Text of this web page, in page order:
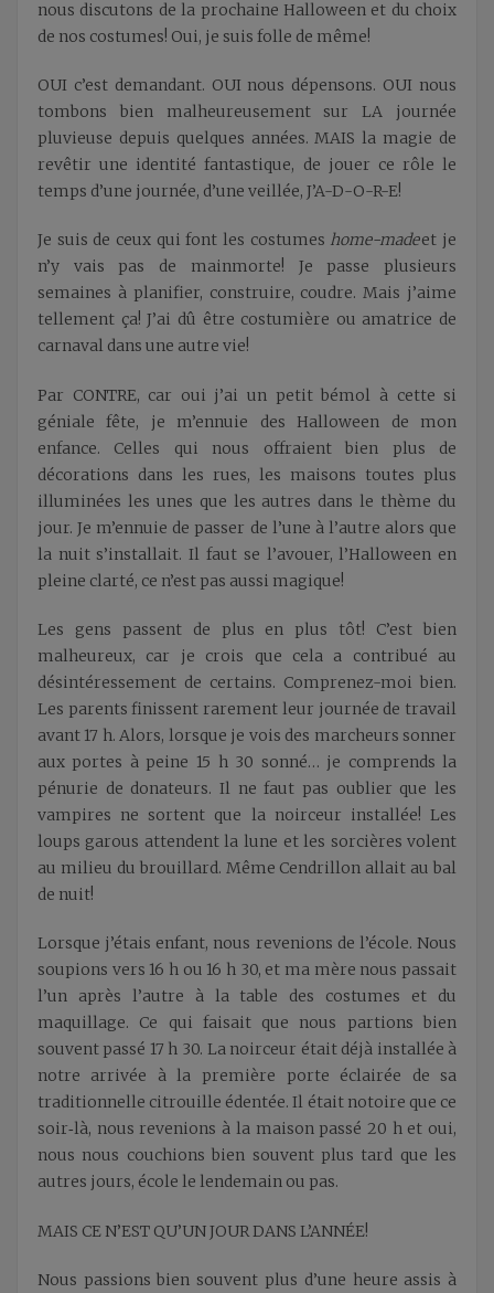
nous discutons de la prochaine Halloween et du choix
de nos costumes! Oui, je suis folle de même!
OUI c’est demandant. OUI nous dépensons. OUI nous
tombons bien malheureusement sur LA journée
pluvieuse depuis quelques années. MAIS la magie de
revêtir une identité fantastique, de jouer ce rôle le
temps d’une journée, d’une veillée, J’A-D-O-R-E!
Je suis de ceux qui font les costumes home-madeet je
n’y vais pas de mainmorte! Je passe plusieurs
semaines à planifier, construire, coudre. Mais j’aime
tellement ça! J’ai dû être costumière ou amatrice de
carnaval dans une autre vie!
Par CONTRE, car oui j’ai un petit bémol à cette si
géniale fête, je m’ennuie des Halloween de mon
enfance. Celles qui nous offraient bien plus de
décorations dans les rues, les maisons toutes plus
illuminées les unes que les autres dans le thème du
jour. Je m’ennuie de passer de l’une à l’autre alors que
la nuit s’installait. Il faut se l’avouer, l’Halloween en
pleine clarté, ce n’est pas aussi magique!
Les gens passent de plus en plus tôt! C’est bien
malheureux, car je crois que cela a contribué au
désintéressement de certains. Comprenez-moi bien.
Les parents finissent rarement leur journée de travail
avant 17 h. Alors, lorsque je vois des marcheurs sonner
aux portes à peine 15 h 30 sonné… je comprends la
pénurie de donateurs. Il ne faut pas oublier que les
vampires ne sortent que la noirceur installée! Les
loups garous attendent la lune et les sorcières volent
au milieu du brouillard. Même Cendrillon allait au bal
de nuit!
Lorsque j’étais enfant, nous revenions de l’école. Nous
soupions vers 16 h ou 16 h 30, et ma mère nous passait
l’un après l’autre à la table des costumes et du
maquillage. Ce qui faisait que nous partions bien
souvent passé 17 h 30. La noirceur était déjà installée à
notre arrivée à la première porte éclairée de sa
traditionnelle citrouille édentée. Il était notoire que ce
soir‑là, nous revenions à la maison passé 20 h et oui,
nous nous couchions bien souvent plus tard que les
autres jours, école le lendemain ou pas.
MAIS CE N’EST QU’UN JOUR DANS L’ANNÉE!
Nous passions bien souvent plus d’une heure assis à